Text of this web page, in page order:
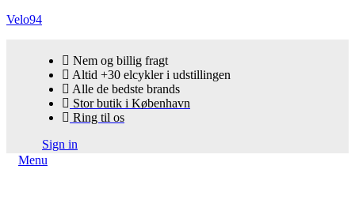
Velo94
Nem og billig fragt
Altid +30 elcykler i udstillingen
Alle de bedste brands
Stor butik i København
Ring til os
Sign in
Menu